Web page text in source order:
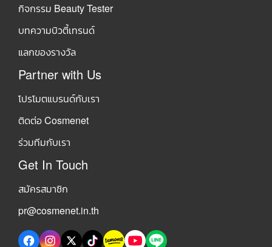
กิจกรรม Beauty Tester
บทความบิวตี้เทรนด์
แลกของรางวัล
Partner with Us
โปรโมตแบรนด์กับเรา
ติดต่อ Cosmenet
ร่วมทีมกับเรา
Get In Touch
สมัครสมาชิก
pr@cosmenet.in.th